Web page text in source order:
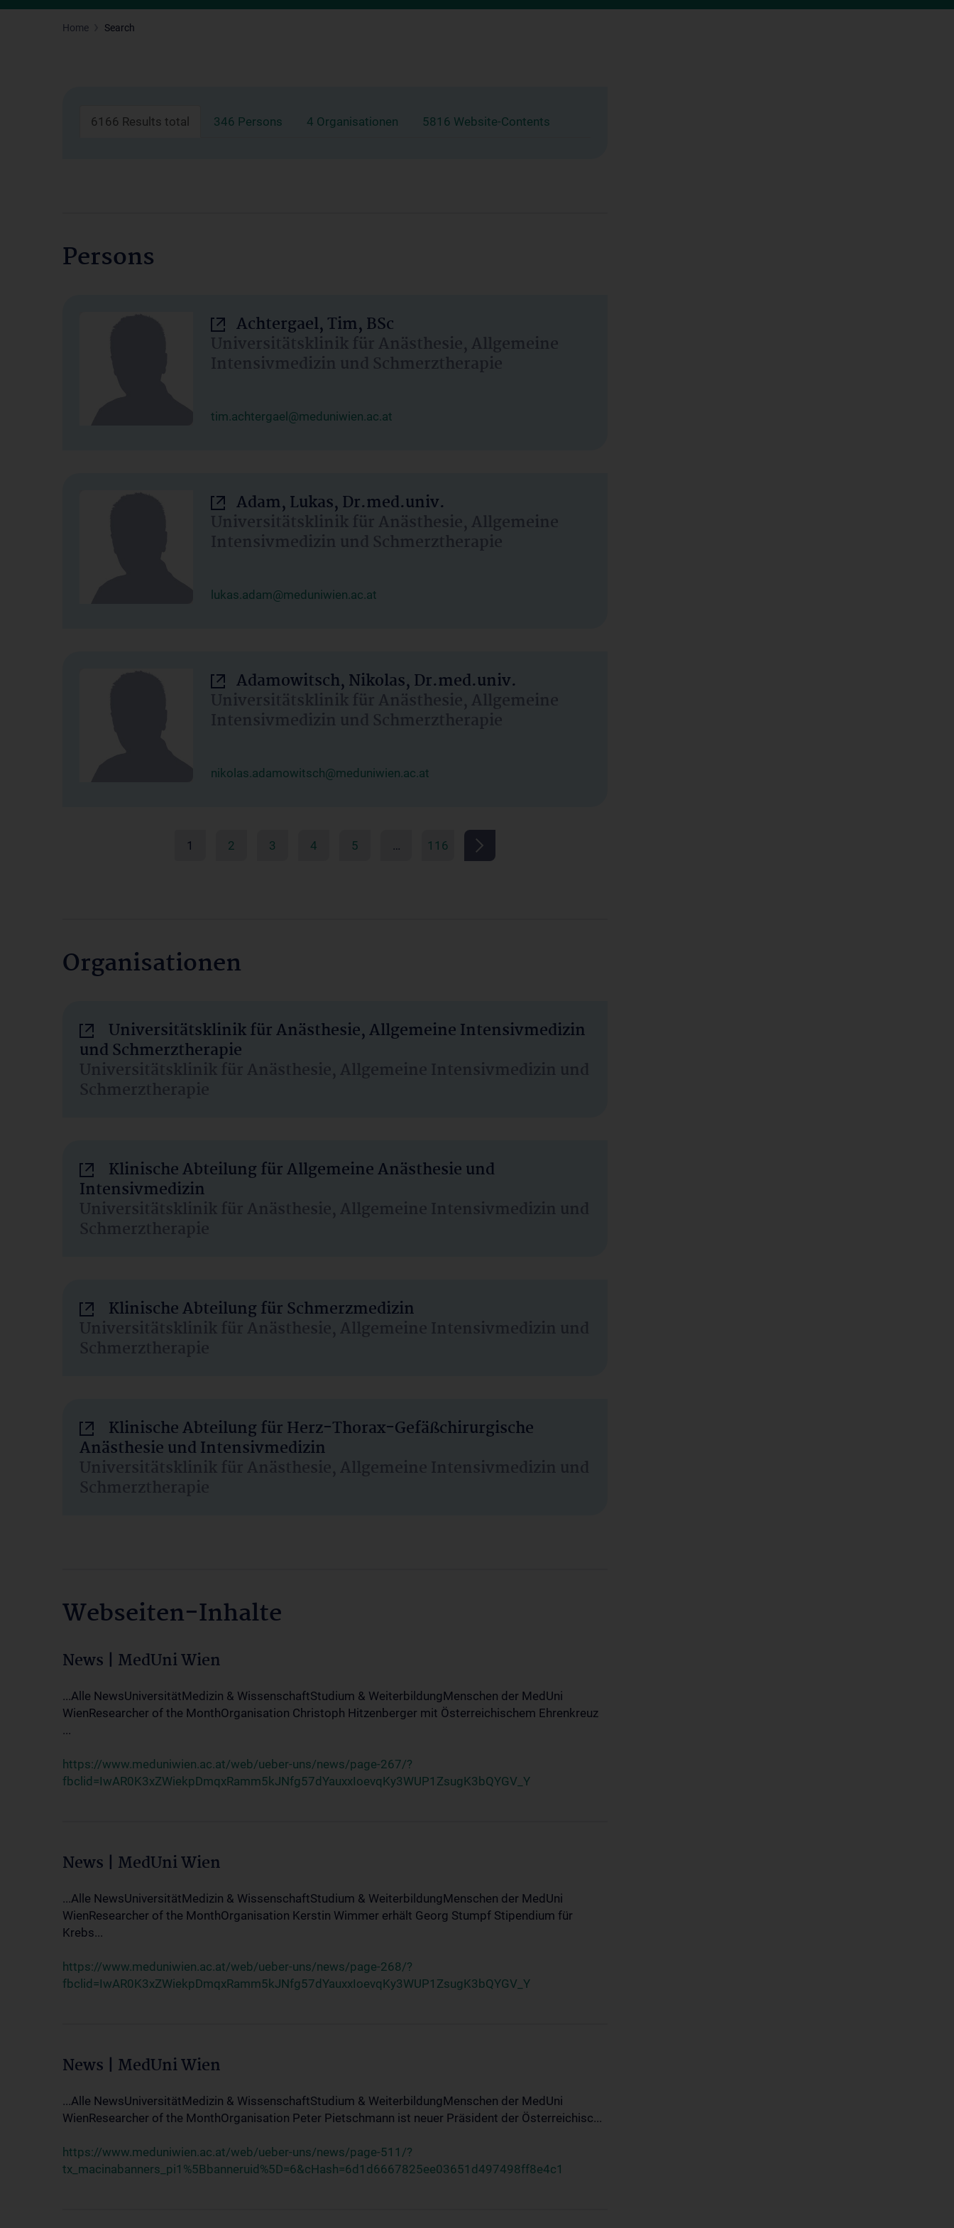
Home Search
6166 Results total 346 Persons 4 Organisationen 5816 Website-Contents
Persons
Achtergael, Tim, BSc
Universitätsklinik für Anästhesie, Allgemeine
Intensivmedizin und Schmerztherapie
tim.achtergael@meduniwien.ac.at
Adam, Lukas, Dr.med.univ.
Universitätsklinik für Anästhesie, Allgemeine
Intensivmedizin und Schmerztherapie
lukas.adam@meduniwien.ac.at
Adamowitsch, Nikolas, Dr.med.univ.
Universitätsklinik für Anästhesie, Allgemeine
Intensivmedizin und Schmerztherapie
nikolas.adamowitsch@meduniwien.ac.at
1 2 3 4 5 … 116
Organisationen
Universitätsklinik für Anästhesie, Allgemeine Intensivmedizin
und Schmerztherapie
Universitätsklinik für Anästhesie, Allgemeine Intensivmedizin und
Schmerztherapie
Klinische Abteilung für Allgemeine Anästhesie und
Intensivmedizin
Universitätsklinik für Anästhesie, Allgemeine Intensivmedizin und
Schmerztherapie
Klinische Abteilung für Schmerzmedizin
Universitätsklinik für Anästhesie, Allgemeine Intensivmedizin und
Schmerztherapie
Klinische Abteilung für Herz-Thorax-Gefäßchirurgische
Anästhesie und Intensivmedizin
Universitätsklinik für Anästhesie, Allgemeine Intensivmedizin und
Schmerztherapie
Webseiten-Inhalte
News | MedUni Wien
...Alle NewsUniversitätMedizin & WissenschaftStudium & WeiterbildungMenschen der MedUni
WienResearcher of the MonthOrganisation Christoph Hitzenberger mit Österreichischem Ehrenkreuz
...
https://www.meduniwien.ac.at/web/ueber-uns/news/page-267/?
fbclid=IwAR0K3xZWiekpDmqxRamm5kJNfg57dYauxxIoevqKy3WUP1ZsugK3bQYGV_Y
News | MedUni Wien
...Alle NewsUniversitätMedizin & WissenschaftStudium & WeiterbildungMenschen der MedUni
WienResearcher of the MonthOrganisation Kerstin Wimmer erhält Georg Stumpf Stipendium für
Krebs...
https://www.meduniwien.ac.at/web/ueber-uns/news/page-268/?
fbclid=IwAR0K3xZWiekpDmqxRamm5kJNfg57dYauxxIoevqKy3WUP1ZsugK3bQYGV_Y
News | MedUni Wien
...Alle NewsUniversitätMedizin & WissenschaftStudium & WeiterbildungMenschen der MedUni
WienResearcher of the MonthOrganisation Peter Pietschmann ist neuer Präsident der Österreichisc...
https://www.meduniwien.ac.at/web/ueber-uns/news/page-511/?
tx_macinabanners_pi1%5Bbanneruid%5D=6&cHash=6d1d6667825ee03651d497498ff8e4c1